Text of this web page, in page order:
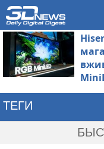
ТЕГИ